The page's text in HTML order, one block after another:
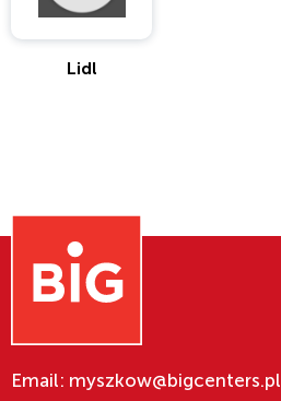
Lidl
Email: myszkow@bigcenters.pl